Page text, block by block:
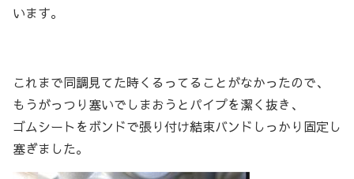
います。
これまで同調見てた時くるってることがなかったので、
もうがっつり塞いでしまおうとパイプを潔く抜き、
ゴムシートをボンドで張り付け結束バンドしっかり固定し
塞ぎました。